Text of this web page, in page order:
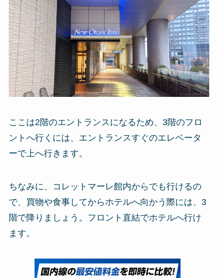
ここは2階のエントランスになるため、3階のフロ
ントへ行くには、エントランスすぐのエレベータ
ーで上へ行きます。
ちなみに、コレットマーレ館内からでも行けるの
で、買物や食事してからホテルへ向かう際には、3
階で降りましょう。フロント直結でホテルへ行け
ます。